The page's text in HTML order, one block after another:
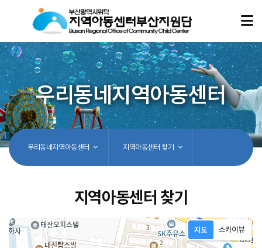
우리동네지역아동센터
우리동네지역아동센터 지역아동센터 찾기
지역아동센터 찾기